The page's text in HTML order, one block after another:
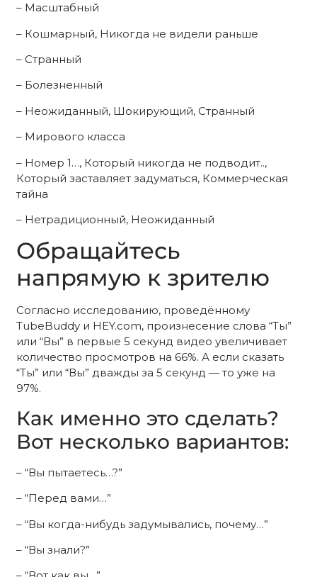
– Масштабный
– Кошмарный, Никогда не видели раньше
– Странный
– Болезненный
– Неожиданный, Шокирующий, Странный
– Мирового класса
– Номер 1…, Который никогда не подводит..,
Который заставляет задуматься, Коммерческая
тайна
– Нетрадиционный, Неожиданный
Обращайтесь
напрямую к зрителю
Согласно исследованию, проведённому
TubeBuddy и HEY.com, произнесение слова “Ты”
или “Вы” в первые 5 секунд видео увеличивает
количество просмотров на 66%. А если сказать
“Ты” или “Вы” дважды за 5 секунд — то уже на
97%.
Как именно это сделать?
Вот несколько вариантов:
– “Вы пытаетесь…?”
– “Перед вами…”
– “Вы когда-нибудь задумывались, почему…”
– “Вы знали?”